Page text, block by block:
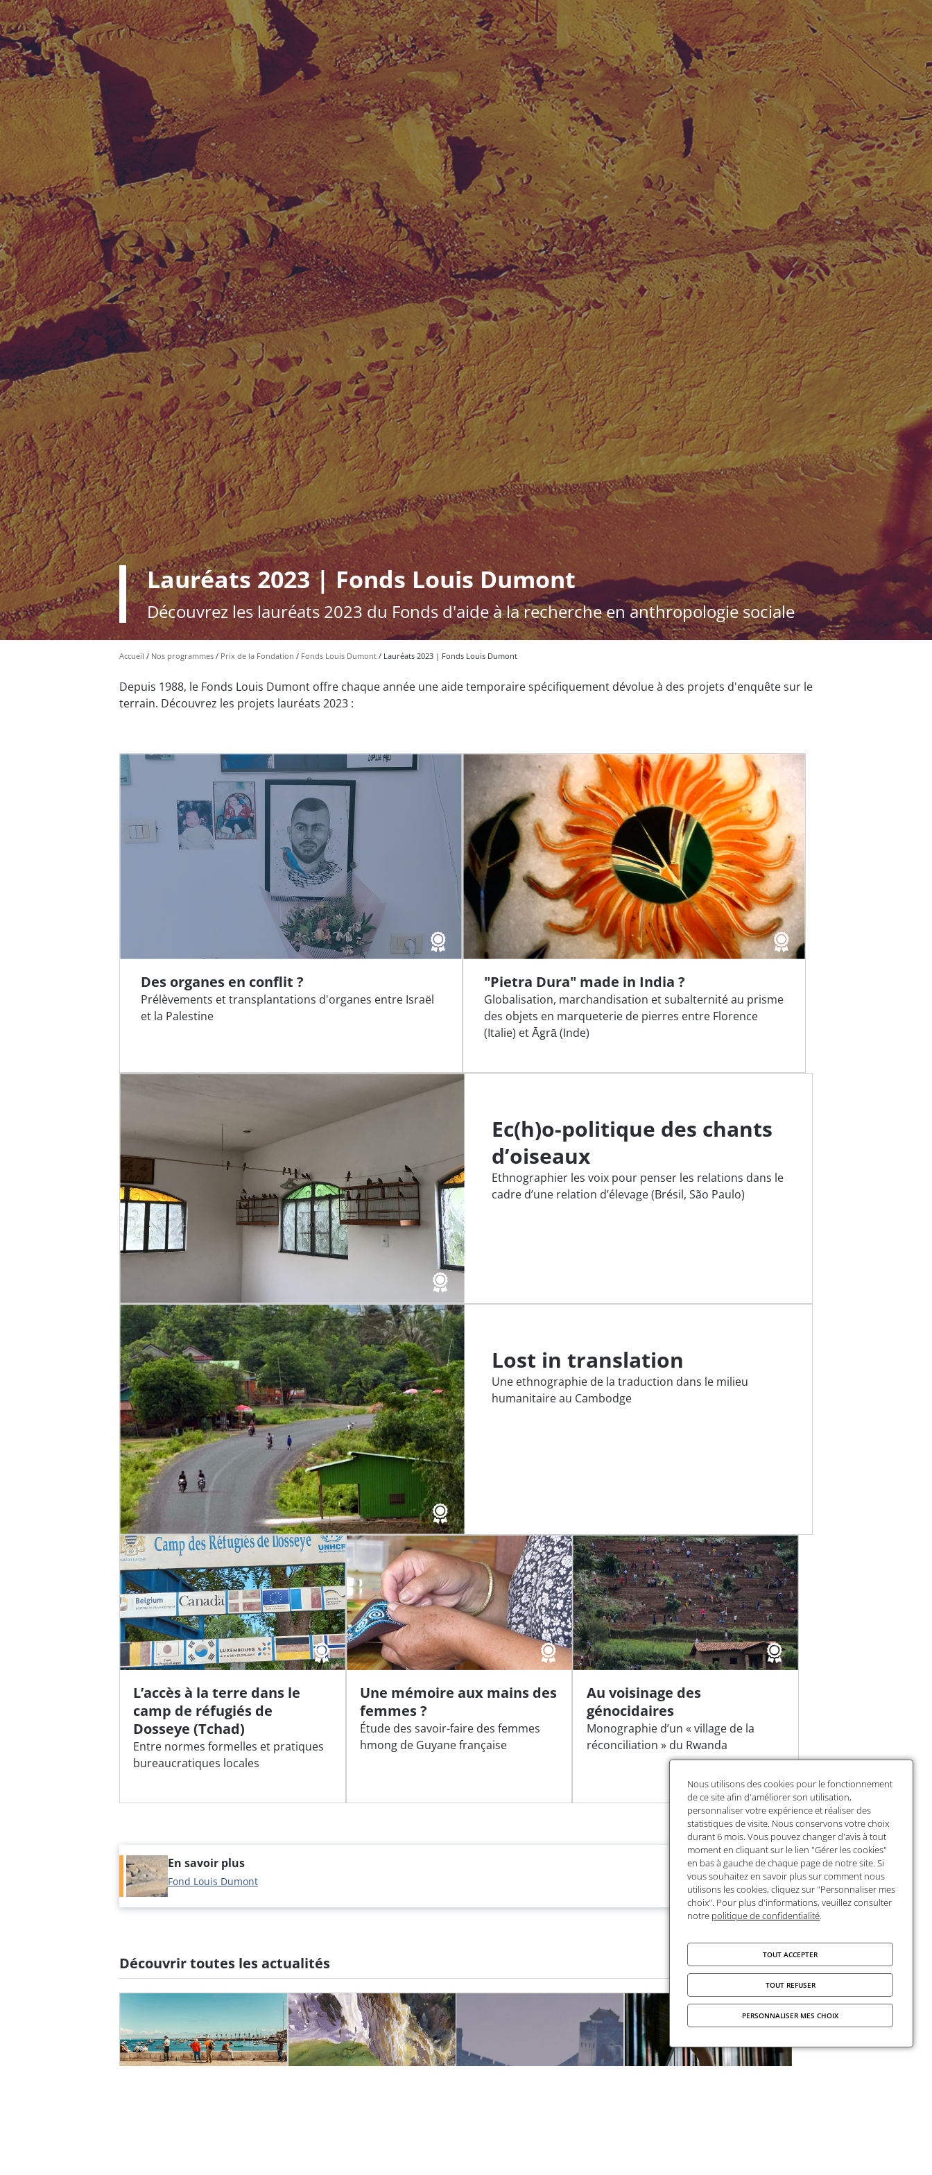
Lauréats 2023 | Fonds Louis Dumont
Découvrez les lauréats 2023 du Fonds d'aide à la recherche en anthropologie sociale
Accueil Nos programmes Prix de la Fondation Fonds Louis Dumont Lauréats 2023 | Fonds Louis Dumont
Depuis 1988, le Fonds Louis Dumont offre chaque année une aide temporaire spécifiquement dévolue à des projets d'enquête sur le
terrain. Découvrez les projets lauréats 2023 :
Des organes en conflit ?
Prélèvements et transplantations d'organes entre Israël
et la Palestine
"Pietra Dura" made in India ?
Globalisation, marchandisation et subalternité au prisme
des objets en marqueterie de pierres entre Florence
(Italie) et Āgrā (Inde)
Ec(h)o-politique des chants
d’oiseaux
Ethnographier les voix pour penser les relations dans le
cadre d’une relation d’élevage (Brésil, São Paulo)
Lost in translation
Une ethnographie de la traduction dans le milieu
humanitaire au Cambodge
L’accès à la terre dans le
camp de réfugiés de
Dosseye (Tchad)
Entre normes formelles et pratiques
bureaucratiques locales
Une mémoire aux mains des
femmes ?
Étude des savoir-faire des femmes
hmong de Guyane française
Au voisinage des
génocidaires
Monographie d’un « village de la
réconciliation » du Rwanda
En savoir plus
Fond Louis Dumont
Découvrir toutes les actualités
Nous utilisons des cookies pour le fonctionnement
de ce site afin d'améliorer son utilisation,
personnaliser votre expérience et réaliser des
statistiques de visite. Nous conservons votre choix
durant 6 mois. Vous pouvez changer d'avis à tout
moment en cliquant sur le lien "Gérer les cookies"
en bas à gauche de chaque page de notre site. Si
vous souhaitez en savoir plus sur comment nous
utilisons les cookies, cliquez sur "Personnaliser mes
choix". Pour plus d'informations, veuillez consulter
notre politique de confidentialité.
TOUT ACCEPTER
TOUT REFUSER
PERSONNALISER MES CHOIX